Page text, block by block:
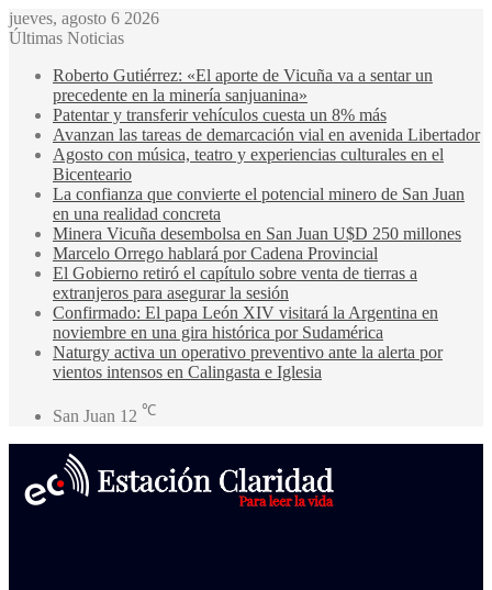
jueves, agosto 6 2026
Últimas Noticias
Roberto Gutiérrez: «El aporte de Vicuña va a sentar un
precedente en la minería sanjuanina»
Patentar y transferir vehículos cuesta un 8% más
Avanzan las tareas de demarcación vial en avenida Libertador
Agosto con música, teatro y experiencias culturales en el
Bicenteario
La confianza que convierte el potencial minero de San Juan
en una realidad concreta
Minera Vicuña desembolsa en San Juan U$D 250 millones
Marcelo Orrego hablará por Cadena Provincial
El Gobierno retiró el capítulo sobre venta de tierras a
extranjeros para asegurar la sesión
Confirmado: El papa León XIV visitará la Argentina en
noviembre en una gira histórica por Sudamérica
Naturgy activa un operativo preventivo ante la alerta por
vientos intensos en Calingasta e Iglesia
San Juan 12 ℃